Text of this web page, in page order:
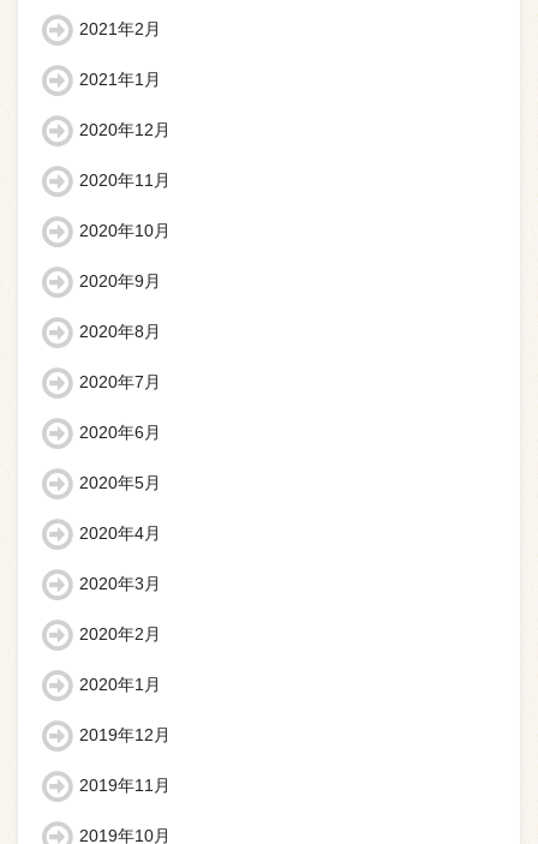
2021年2月
2021年1月
2020年12月
2020年11月
2020年10月
2020年9月
2020年8月
2020年7月
2020年6月
2020年5月
2020年4月
2020年3月
2020年2月
2020年1月
2019年12月
2019年11月
2019年10月